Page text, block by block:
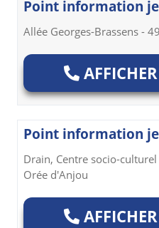
Point information
Allée Georges-Brassens -
Point information
Drain, Centre socio-
Orée d'Anjou